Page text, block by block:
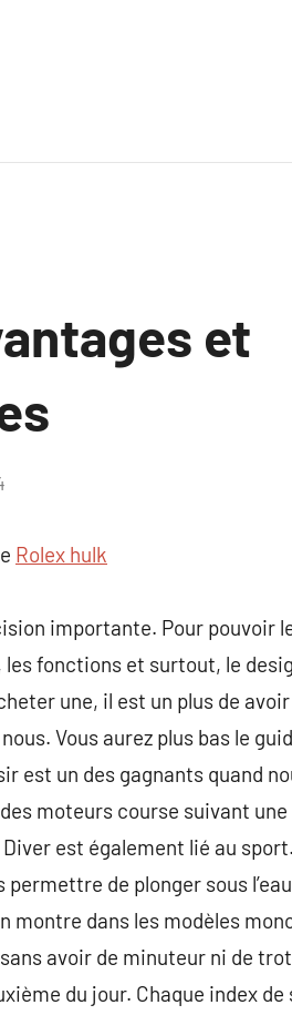
et
Rolex hulk
importante. Pour pouvoir
fonctions et surtout, le
une, il est un plus de
Vous aurez plus bas le
est un des gagnants quand
moteurs course suivant
est également lié au
de plonger sous
dans les modèles
avoir de minuteur ni de
du jour. Chaque index